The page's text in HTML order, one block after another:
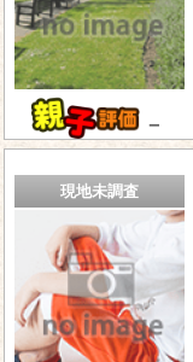
－
現地未調査